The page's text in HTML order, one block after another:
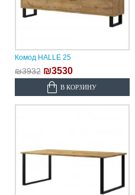
Комод HALLE 25
₪3932 ₪3530
В КОРЗИНУ